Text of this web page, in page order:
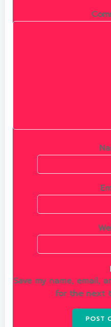
Save my name, email,
for the next